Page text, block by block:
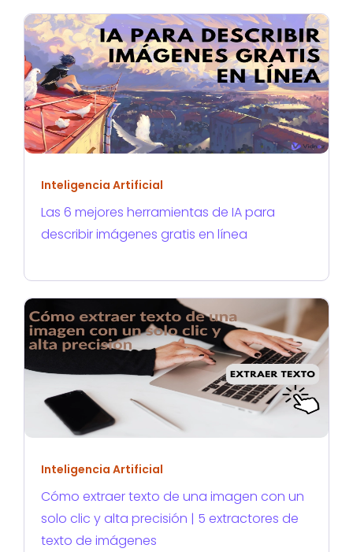
Inteligencia Artificial
Las 6 mejores herramientas de IA para
describir imágenes gratis en línea
Inteligencia Artificial
Cómo extraer texto de una imagen con un
solo clic y alta precisión | 5 extractores de
texto de imágenes